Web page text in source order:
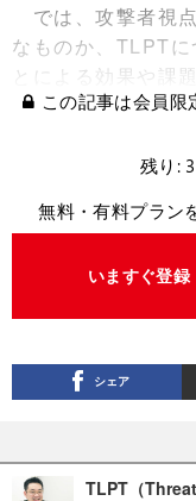
では、攻撃者視
なものか、TLPTに
とによる効果や課
この記事は会員
残り:
無料・有料プラン
いますぐ登録
シェア
TLPT（